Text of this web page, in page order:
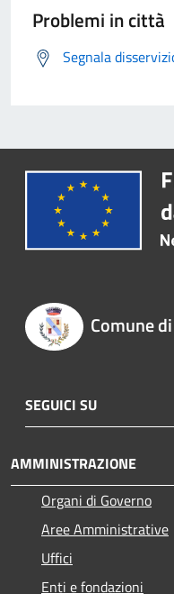
Problemi in città
Segnala
Comune
SEGUICI SU
AMMINISTRAZIONE
Organi di Governo
Aree Amministrative
Uffici
Enti e fondazioni